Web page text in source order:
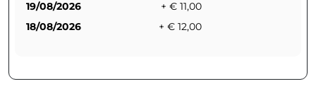
19/08/2026
+ € 11,00
18/08/2026
+ € 12,00